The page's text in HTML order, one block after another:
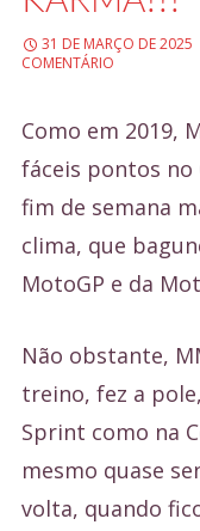
31 DE MARÇO DE 2025
COMENTÁRIO
Como em 2019,
fáceis pontos no
fim de semana
clima, que
MotoGP e da
Não obstante,
treino, fez a
Sprint como na
mesmo quase
volta, quando